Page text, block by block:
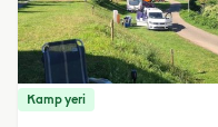
Kamp yeri